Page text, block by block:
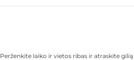
Perženkite laiko ir vietos ribas ir atraskite